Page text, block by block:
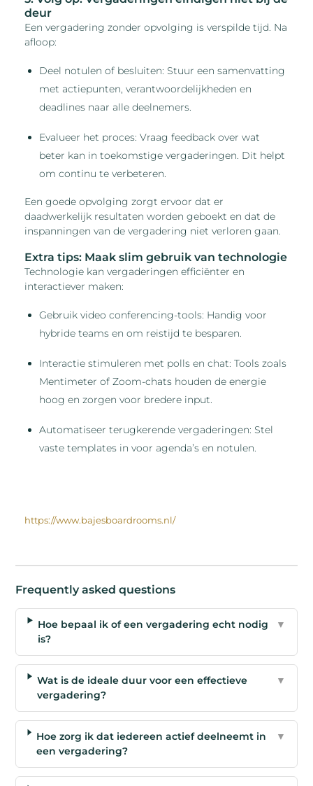
deur
Een vergadering zonder opvolging is verspilde tijd. Na
afloop:
Deel notulen of besluiten: Stuur een samenvatting
met actiepunten, verantwoordelijkheden en
deadlines naar alle deelnemers.
Evalueer het proces: Vraag feedback over wat
beter kan in toekomstige vergaderingen. Dit helpt
om continu te verbeteren.
Een goede opvolging zorgt ervoor dat er
daadwerkelijk resultaten worden geboekt en dat de
inspanningen van de vergadering niet verloren gaan.
Extra tips: Maak slim gebruik van technologie
Technologie kan vergaderingen efficiënter en
interactiever maken:
Gebruik video conferencing-tools: Handig voor
hybride teams en om reistijd te besparen.
Interactie stimuleren met polls en chat: Tools zoals
Mentimeter of Zoom-chats houden de energie
hoog en zorgen voor bredere input.
Automatiseer terugkerende vergaderingen: Stel
vaste templates in voor agenda’s en notulen.
https://www.bajesboardrooms.nl/
Frequently asked questions
Hoe bepaal ik of een vergadering echt nodig
is?
▼
Wat is de ideale duur voor een effectieve
vergadering?
▼
Hoe zorg ik dat iedereen actief deelneemt in
een vergadering?
▼